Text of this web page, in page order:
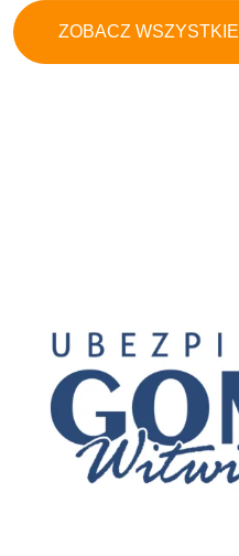
ZOBACZ WSZYSTKIE